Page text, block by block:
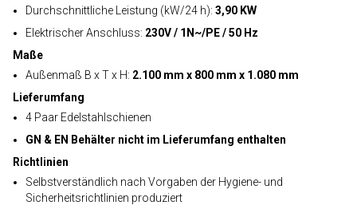
Durchschnittliche Leistung (kW/24 h): 3,90 KW
Elektrischer Anschluss: 230V / 1N~/PE / 50 Hz
Maße
Außenmaß B x T x H: 2.100 mm x 800 mm x 1.080 mm
Lieferumfang
4 Paar Edelstahlschienen
GN & EN Behälter nicht im Lieferumfang enthalten
Richtlinien
Selbstverständlich nach Vorgaben der Hygiene- und
Sicherheitsrichtlinien produziert